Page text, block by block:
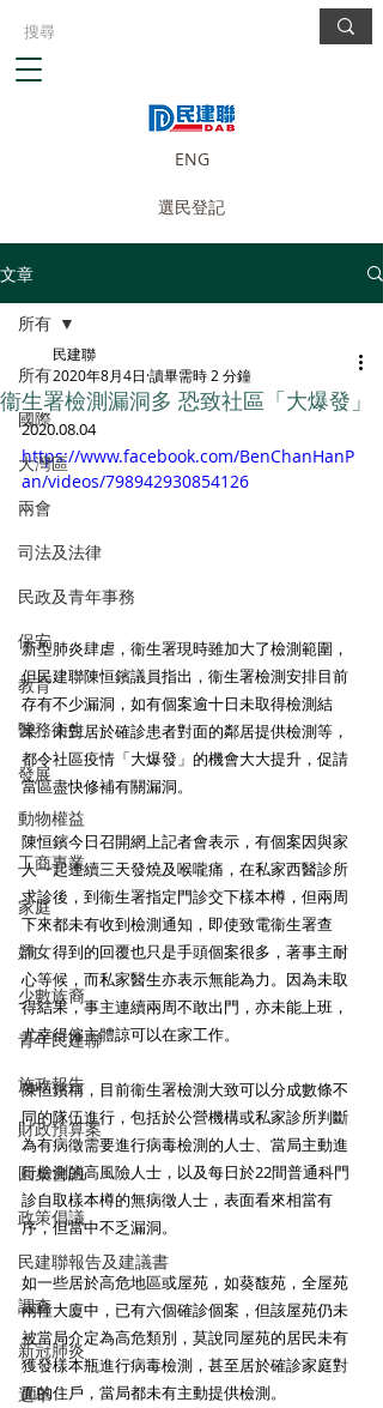
ENG
選民登記
文章
所有
國際
大灣區
兩會
司法及法律
民政及青年事務
保安
教育
醫務衛生
發展
動物權益
工商專業
家庭
婦女
少數族裔
青年民建聯
施政報告
財政預算案
圓桌會議
政策倡議
民建聯報告及建議書
調查
新冠肺炎
選舉
所有
衞生署檢測漏洞多 恐致社區「大爆發」
民建聯
2020年8月4日 讀畢需時 2 分鐘
2020.08.04
https://www.facebook.com/BenChanHanP
an/videos/798942930854126
新型肺炎肆虐，衞生署現時雖加大了檢測範圍，
但民建聯陳恒鑌議員指出，衞生署檢測安排目前
存有不少漏洞，如有個案逾十日未取得檢測結
果，未對居於確診患者對面的鄰居提供檢測等，
都令社區疫情「大爆發」的機會大大提升，促請
當區盡快修補有關漏洞。
陳恒鑌今日召開網上記者會表示，有個案因與家
人一起連續三天發燒及喉嚨痛，在私家西醫診所
求診後，到衞生署指定門診交下樣本樽，但兩周
下來都未有收到檢測通知，即使致電衞生署查
詢，得到的回覆也只是手頭個案很多，著事主耐
心等候，而私家醫生亦表示無能為力。因為未取
得結果，事主連續兩周不敢出門，亦未能上班，
尤幸得僱主體諒可以在家工作。
陳恒鑌稱，目前衞生署檢測大致可以分成數條不
同的隊伍進行，包括於公營機構或私家診所判斷
為有病徵需要進行病毒檢測的人士、當局主動進
行檢測的高風險人士，以及每日於22間普通科門
診自取樣本樽的無病徵人士，表面看來相當有
序，但當中不乏漏洞。
如一些居於高危地區或屋苑，如葵馥苑，全屋苑
兩幢大廈中，已有六個確診個案，但該屋苑仍未
被當局介定為高危類別，莫說同屋苑的居民未有
獲發樣本瓶進行病毒檢測，甚至居於確診家庭對
面的住戶，當局都未有主動提供檢測。